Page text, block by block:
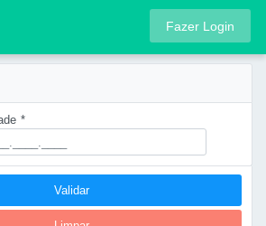
Fazer Login
*
Validar